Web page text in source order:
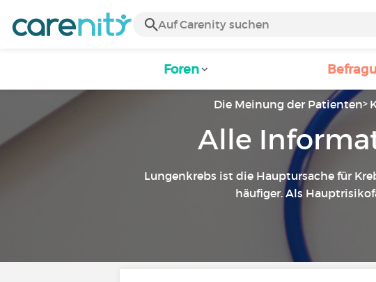
Foren
Die Meinung der Patienten
Alle
Lungenkrebs ist die Hauptursache für
häufiger. Als